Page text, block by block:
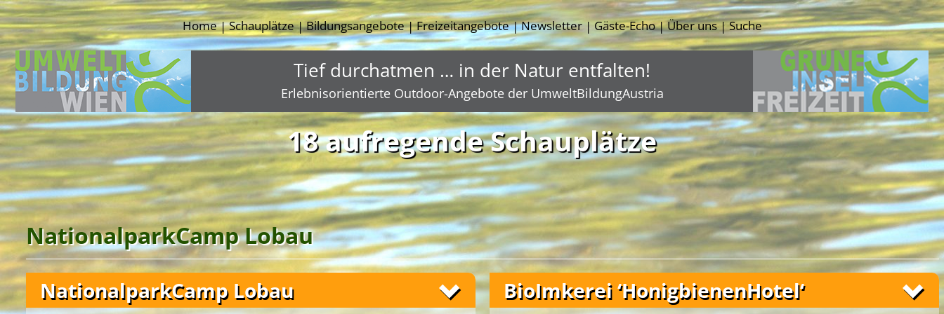
Home|Schauplätze|Bildungsangebote|Freizeitangebote|Newsletter|Gäste-Echo|Über uns|Suche
Tief durchatmen … in der Natur entfalten!
Erlebnisorientierte Outdoor-Angebote der UmweltBildungAustria
18 aufregende Schauplätze
NationalparkCamp Lobau
NationalparkCamp Lobau BioImkerei ‘HonigbienenHotel‘